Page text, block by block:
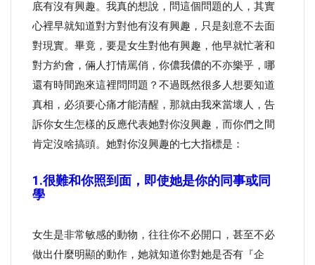
底有沒有興趣。我真的想說，問這個問題的人，其實
心裡早就知道對方對他有沒有興趣，只是刻意不去面
對現實。畢竟，要是女生對他有興趣，他早就忙著和
對方約會，倆人打情罵俏，你儂我儂的不亦樂乎，哪
還有時間跑來這裡問問題？不過既然很多人想要知道
真相，必須要心痛才能清醒，那就由我來當壞人，告
訴你女生怎樣的反應代表她對你沒興趣，而你們之間
肯定沒啥搞頭。她對你沒興趣的七大指標是：
1.很難和你照到面，即使她是你的同事或同
學
女生是非常敏感的動物，往往你不必開口，甚至不必
做出什麼明顯的動作，她就知道你對她是否有『企